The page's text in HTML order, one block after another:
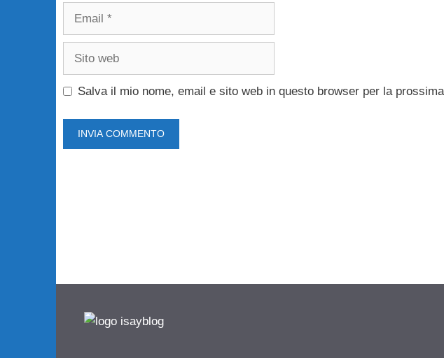
Email
Sito
Salva il mio nome, email e sito web in questo browser per la